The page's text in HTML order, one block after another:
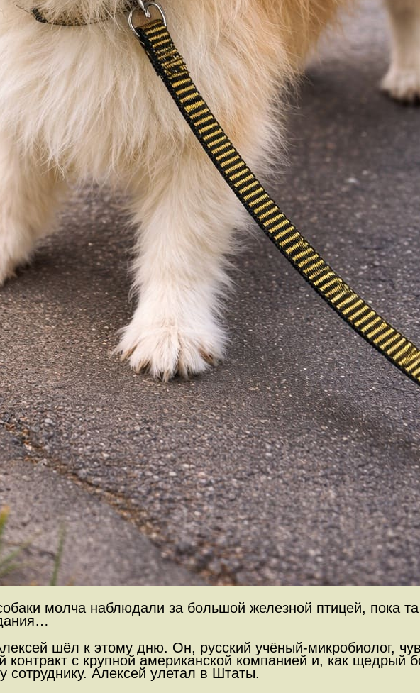
молча наблюдали за большой железной птицей, пока
шёл к этому дню. Он, русский учёный-микробиолог,
с крупной американской компанией и, как щедрый
сотруднику. Алексей улетал в Штаты.